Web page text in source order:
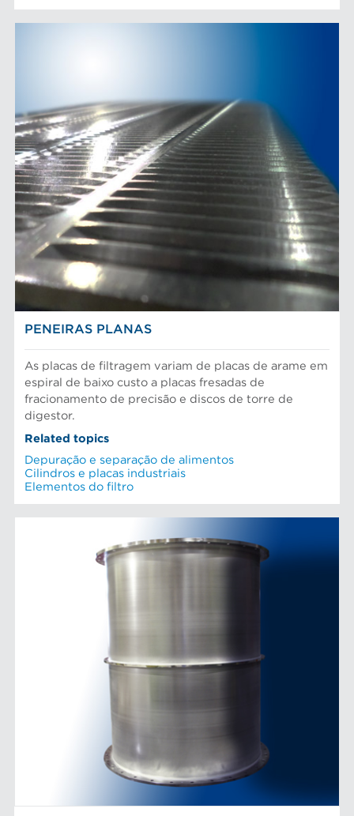
PENEIRAS PLANAS
As placas de filtragem variam de placas de arame em
espiral de baixo custo a placas fresadas de
fracionamento de precisão e discos de torre de
digestor.
Related topics
Depuração e separação de alimentos
Cilindros e placas industriais
Elementos do filtro